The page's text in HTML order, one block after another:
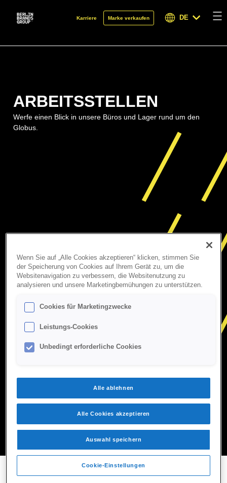
Karriere Marke verkaufen DE
ARBEITSSTELLEN
Werfe einen Blick in unsere Büros und Lager rund um den
Globus.
Wenn Sie auf „Alle Cookies akzeptieren“ klicken, stimmen Sie
der Speicherung von Cookies auf Ihrem Gerät zu, um die
Websitenavigation zu verbessern, die Websitenutzung zu
analysieren und unsere Marketingbemühungen zu unterstützen.
Cookies für Marketingzwecke
Leistungs-Cookies
Unbedingt erforderliche Cookies
Alle ablehnen
Alle Cookies akzeptieren
Auswahl speichern
Cookie-Einstellungen